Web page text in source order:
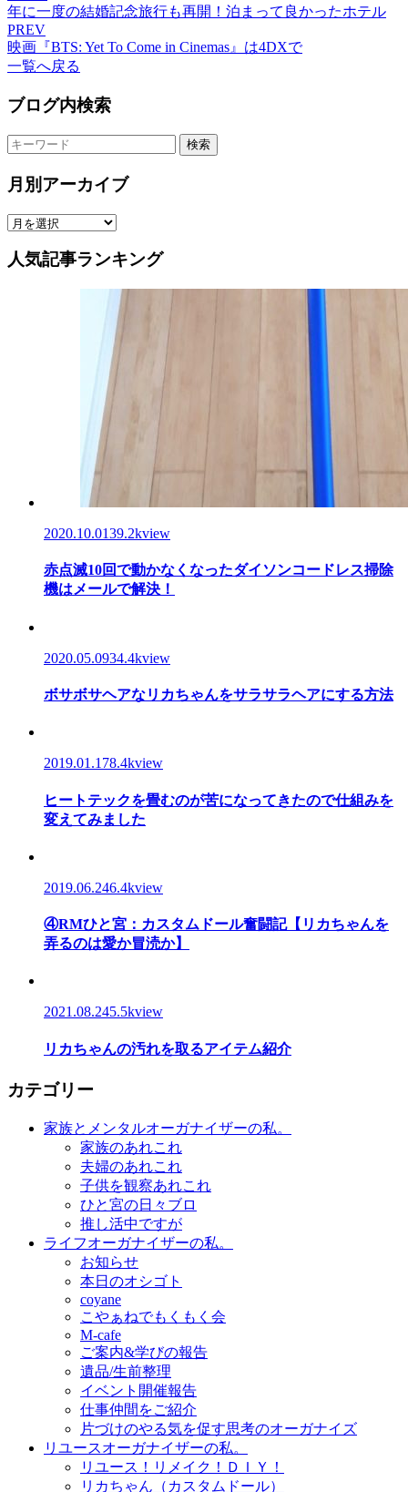
年に一度の結婚記念旅行も再開！泊まって良かったホテル
PREV
映画『BTS: Yet To Come in Cinemas』は4DXで
一覧へ戻る
ブログ内検索
検索
月別アーカイブ
人気記事ランキング
2020.10.0139.2kview
赤点滅10回で動かなくなったダイソンコードレス掃除
機はメールで解決！
2020.05.0934.4kview
ボサボサヘアなリカちゃんをサラサラヘアにする方法
2019.01.178.4kview
ヒートテックを畳むのが苦になってきたので仕組みを
変えてみました
2019.06.246.4kview
④RMひと宮：カスタムドール奮闘記【リカちゃんを
弄るのは愛か冒涜か】
2021.08.245.5kview
リカちゃんの汚れを取るアイテム紹介
カテゴリー
家族とメンタルオーガナイザーの私。
家族のあれこれ
夫婦のあれこれ
子供を観察あれこれ
ひと宮の日々ブロ
推し活中ですが
ライフオーガナイザーの私。
お知らせ
本日のオシゴト
coyane
こやぁねでもくもく会
M-cafe
ご案内&学びの報告
遺品/生前整理
イベント開催報告
仕事仲間をご紹介
片づけのやる気を促す思考のオーガナイズ
リユースオーガナイザーの私。
リユース！リメイク！ＤＩＹ！
リカちゃん（カスタムドール）